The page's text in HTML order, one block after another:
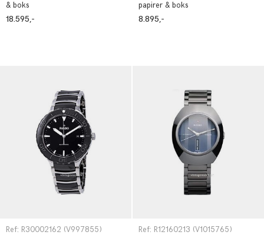
& boks
18.595,-
papirer & boks
8.895,-
Ref: R30002162 (V997855) Ref: R12160213 (V1015765)